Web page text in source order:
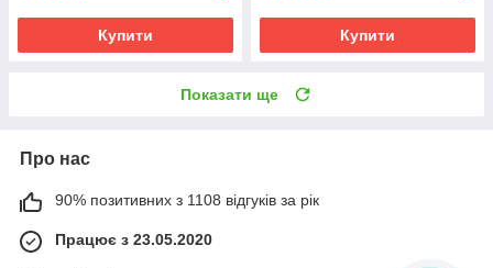
Купити Купити
Показати ще
Про нас
90% позитивних з 1108 відгуків за рік
Працює з 23.05.2020